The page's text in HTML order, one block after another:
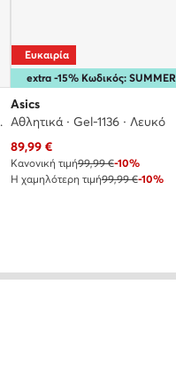
extra -15% Κωδικός: SUMMER
Ευκαιρία
Asics
Αθλητικά · Gel-1136 · Λευκό
Τρέχουσα τιμή
89,99€
Κανονική τιμή99,99 €-10%
Η χαμηλότερη τιμή99,99 €-10%